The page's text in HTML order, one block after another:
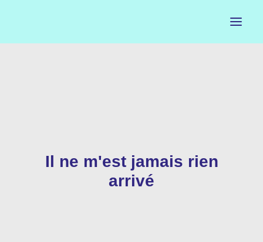
CALENDRIER
Il ne m'est jamais rien
arrivé